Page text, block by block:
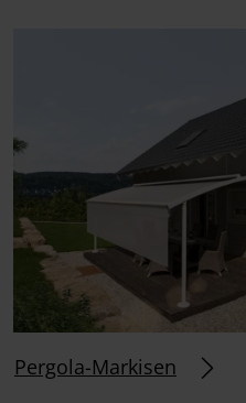
Pergola-Markisen